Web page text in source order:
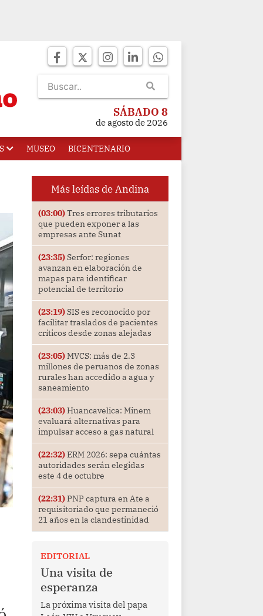
SÁBADO 8
de agosto de 2026
MUSEO BICENTENARIO
Más leídas de Andina
(03:00)Tres errores tributarios
que pueden exponer a las
empresas ante Sunat
(23:35)Serfor: regiones
avanzan en elaboración de
mapas para identificar
potencial de territorio
(23:19)SIS es reconocido por
facilitar traslados de pacientes
críticos desde zonas alejadas
(23:05)MVCS: más de 2.3
millones de peruanos de zonas
rurales han accedido a agua y
saneamiento
(23:03)Huancavelica: Minem
evaluará alternativas para
impulsar acceso a gas natural
(22:32)ERM 2026: sepa cuántas
autoridades serán elegidas
este 4 de octubre
(22:31)PNP captura en Ate a
requisitoriado que permaneció
21 años en la clandestinidad
EDITORIAL
Una visita de
esperanza
La próxima visita del papa